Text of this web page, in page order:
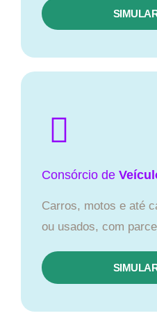
Consórcio de
Carros, motos e até
ou usados, com